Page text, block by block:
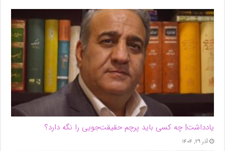
یادداشت| ‌چه کسی باید پرچم حقیقت‌جویی را نگه دارد؟
آذر ۲۹, ۱۴۰۴